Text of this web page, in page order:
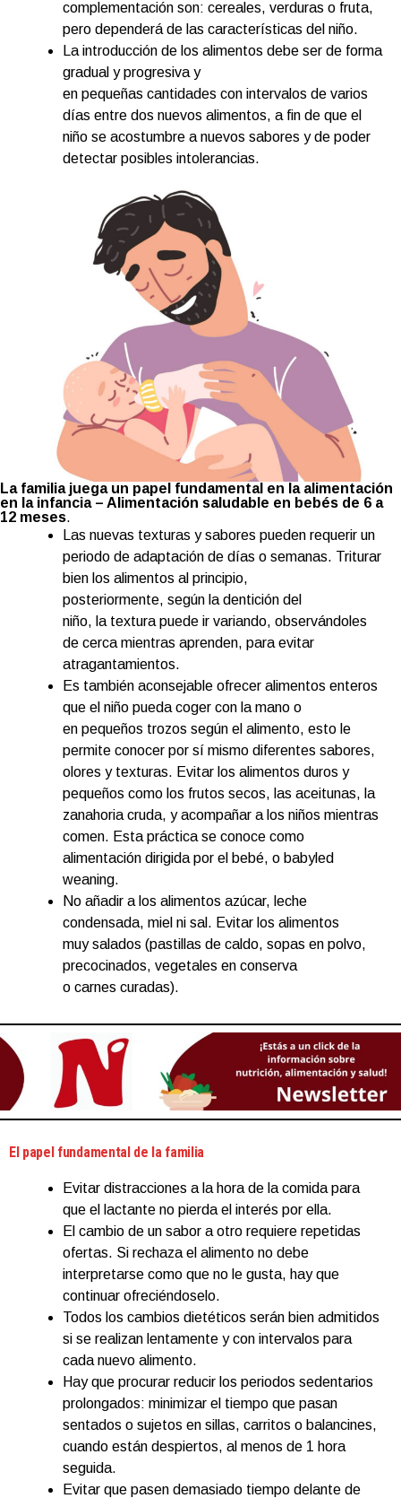
complementación son: cereales, verduras o fruta,
pero dependerá de las características del niño.
La introducción de los alimentos debe ser de forma
gradual y progresiva y
en pequeñas cantidades con intervalos de varios
días entre dos nuevos alimentos, a fin de que el
niño se acostumbre a nuevos sabores y de poder
detectar posibles intolerancias.
La familia juega un papel fundamental en la alimentación
en la infancia – Alimentación saludable en bebés de 6 a
12 meses.
Las nuevas texturas y sabores pueden requerir un
periodo de adaptación de días o semanas. Triturar
bien los alimentos al principio,
posteriormente, según la dentición del
niño, la textura puede ir variando, observándoles
de cerca mientras aprenden, para evitar
atragantamientos.
Es también aconsejable ofrecer alimentos enteros
que el niño pueda coger con la mano o
en pequeños trozos según el alimento, esto le
permite conocer por sí mismo diferentes sabores,
olores y texturas. Evitar los alimentos duros y
pequeños como los frutos secos, las aceitunas, la
zanahoria cruda, y acompañar a los niños mientras
comen. Esta práctica se conoce como
alimentación dirigida por el bebé, o babyled
weaning.
No añadir a los alimentos azúcar, leche
condensada, miel ni sal. Evitar los alimentos
muy salados (pastillas de caldo, sopas en polvo,
precocinados, vegetales en conserva
o carnes curadas).
El papel fundamental de la familia
Evitar distracciones a la hora de la comida para
que el lactante no pierda el interés por ella.
El cambio de un sabor a otro requiere repetidas
ofertas. Si rechaza el alimento no debe
interpretarse como que no le gusta, hay que
continuar ofreciéndoselo.
Todos los cambios dietéticos serán bien admitidos
si se realizan lentamente y con intervalos para
cada nuevo alimento.
Hay que procurar reducir los periodos sedentarios
prolongados: minimizar el tiempo que pasan
sentados o sujetos en sillas, carritos o balancines,
cuando están despiertos, al menos de 1 hora
seguida.
Evitar que pasen demasiado tiempo delante de